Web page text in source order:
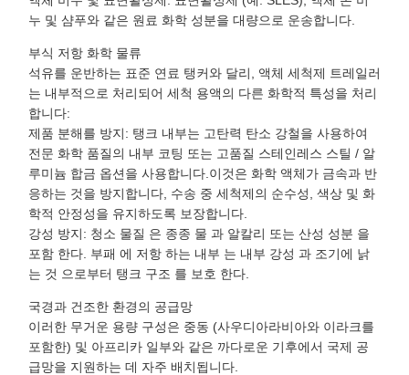
누 및 샴푸와 같은 원료 화학 성분을 대량으로 운송합니다.
부식 저항 화학 물류
석유를 운반하는 표준 연료 탱커와 달리, 액체 세척제 트레일러
는 내부적으로 처리되어 세척 용액의 다른 화학적 특성을 처리
합니다:
제품 분해를 방지: 탱크 내부는 고탄력 탄소 강철을 사용하여
전문 화학 품질의 내부 코팅 또는 고품질 스테인레스 스틸 / 알
루미늄 합금 옵션을 사용합니다.이것은 화학 액체가 금속과 반
응하는 것을 방지합니다, 수송 중 세척제의 순수성, 색상 및 화
학적 안정성을 유지하도록 보장합니다.
강성 방지: 청소 물질 은 종종 물 과 알칼리 또는 산성 성분 을
포함 한다. 부패 에 저항 하는 내부 는 내부 강성 과 조기에 낡
는 것 으로부터 탱크 구조 를 보호 한다.
국경과 건조한 환경의 공급망
이러한 무거운 용량 구성은 중동 (사우디아라비아와 이라크를
포함한) 및 아프리카 일부와 같은 까다로운 기후에서 국제 공
급망을 지원하는 데 자주 배치됩니다.